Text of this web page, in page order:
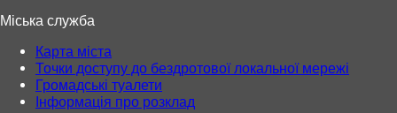
Міська служба
Карта міста
Точки доступу до бездротової локальної мережі
Громадські туалети
Інформація про розклад